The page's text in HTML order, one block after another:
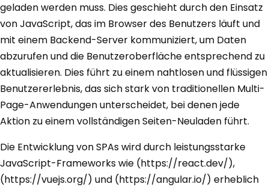
geladen werden muss. Dies geschieht durch den Einsatz
von JavaScript, das im Browser des Benutzers läuft und
mit einem Backend-Server kommuniziert, um Daten
abzurufen und die Benutzeroberfläche entsprechend zu
aktualisieren. Dies führt zu einem nahtlosen und flüssigen
Benutzererlebnis, das sich stark von traditionellen Multi-
Page-Anwendungen unterscheidet, bei denen jede
Aktion zu einem vollständigen Seiten-Neuladen führt.
Die Entwicklung von SPAs wird durch leistungsstarke
JavaScript-Frameworks wie (https://react.dev/),
(https://vuejs.org/) und (https://angular.io/) erheblich